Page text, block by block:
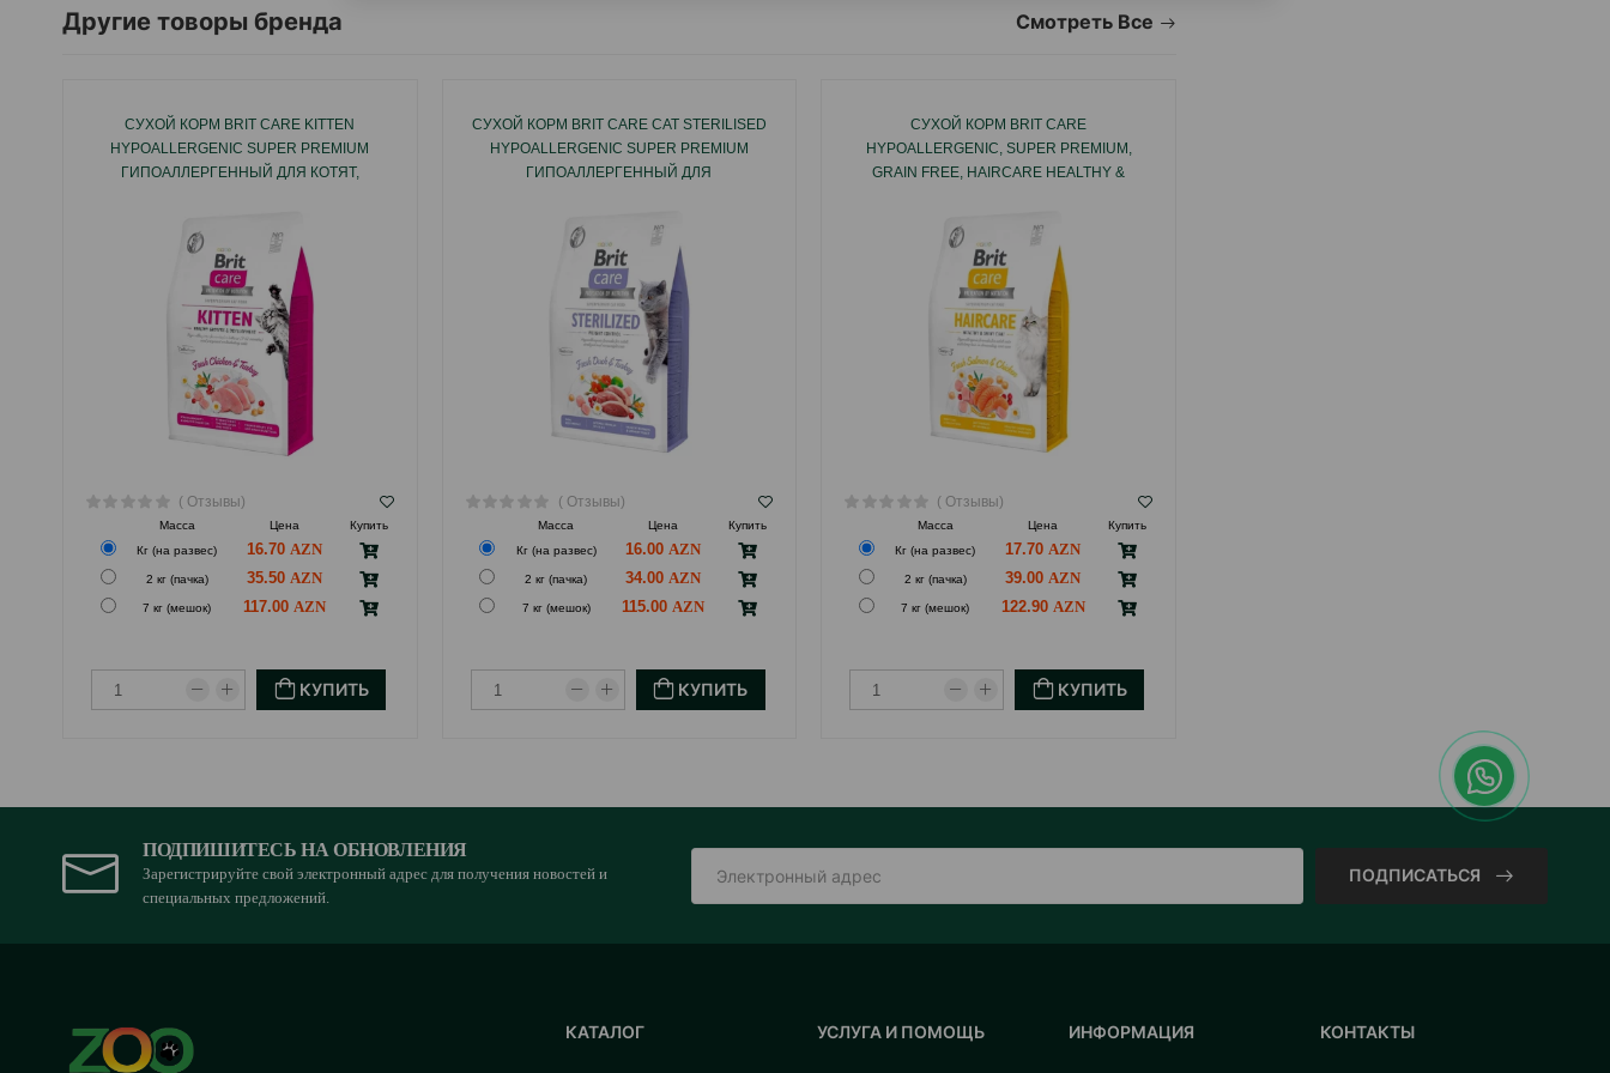
Другие товоры бренда Смотреть Все
СУХОЙ КОРМ BRIT CARE KITTEN
HYPOALLERGENIC SUPER PREMIUM
ГИПОАЛЛЕРГЕННЫЙ ДЛЯ КОТЯТ,
( Отзывы)
Масса Цена
Купить
Кг (на развес)
16.70
2 кг (пачка) 35.50
7 кг (мешок) 117.00
КУПИТЬ
СУХОЙ КОРМ BRIT CARE CAT STERILISED
HYPOALLERGENIC SUPER PREMIUM
ГИПОАЛЛЕРГЕННЫЙ ДЛЯ
УТКИ И ИНДЕЙКИ.
( Отзывы)
Масса Цена
Купить
Кг (на развес)
16.00
2 кг (пачка) 34.00
7 кг (мешок) 115.00
КУПИТЬ
СУХОЙ КОРМ BRIT CARE
HYPOALLERGENIC, SUPER PREMIUM,
GRAIN FREE, HAIRCARE HEALTHY &
ВКУСОМ ЛОСОСЯ И КУРИЦЫ.
( Отзывы)
Масса Цена
Купить
Кг (на развес)
17.70
2 кг (пачка) 39.00
7 кг (мешок) 122.90
КУПИТЬ
ПОДПИШИТЕСЬ НА ОБНОВЛЕНИЯ
Зарегистрируйте свой электронный адрес для получения новостей и
специальных предложений.
ПОДПИСАТЬСЯ
КАТАЛОГ УСЛУГА И ПОМОЩЬ ИНФОРМАЦИЯ КОНТАКТЫ